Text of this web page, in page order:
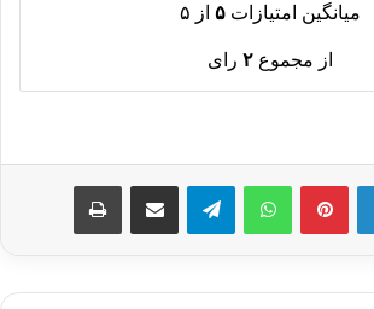
میانگین امتیازات ۵ از ۵
از مجموع ۲ رای
لینکدین پینترستواتس آپ تلگرام اشتراک گذاری از طریق ایمیل چاپ